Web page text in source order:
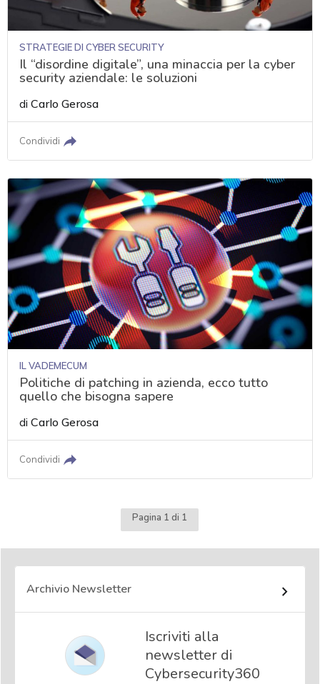
STRATEGIE DI CYBER SECURITY
Il “disordine digitale”, una minaccia per la cyber
security aziendale: le soluzioni
diCarlo Gerosa
Condividi
IL VADEMECUM
Politiche di patching in azienda, ecco tutto
quello che bisogna sapere
diCarlo Gerosa
Condividi
Pagina 1 di 1
Archivio Newsletter
Iscriviti alla
newsletter di
Cybersecurity360